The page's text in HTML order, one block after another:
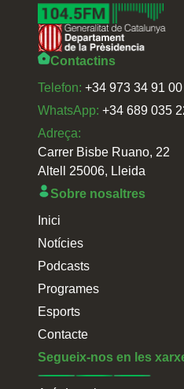
Contactins
Telefon: +34 973 34 91 00
WhatsApp: +34 689 035
Adreça:
Carrer Bisbe Ruano, 22
Altell 25006, Lleida
Sobre nosaltres
Inici
Notícies
Podcasts
Programes
Esports
Contacte
Segueix-nos en les